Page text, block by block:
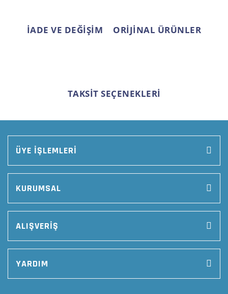
İADE VE DEĞİŞİM ORİJİNAL ÜRÜNLER
TAKSİT SEÇENEKLERİ
ÜYE İŞLEMLERİ
KURUMSAL
ALIŞVERİŞ
YARDIM